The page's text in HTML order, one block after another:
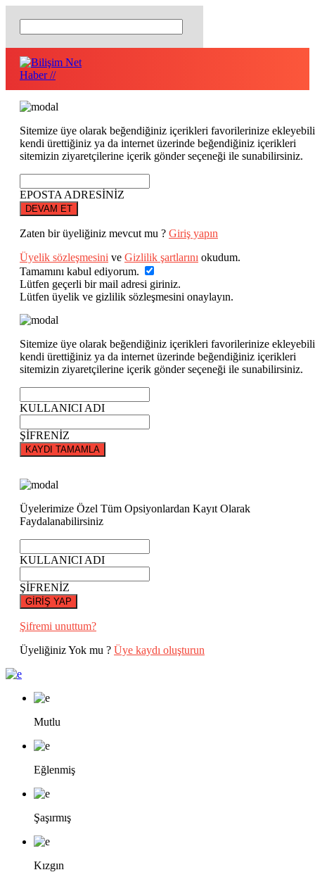
Sitemize üye olarak beğendiğiniz içerikleri favorilerinize
kendi ürettiğiniz ya da internet üzerinde beğendiğiniz içerikleri
sitemizin ziyaretçilerine içerik gönder seçeneği ile sunabilirsiniz.
EPOSTA ADRESİNİZ
DEVAM ET
Zaten bir üyeliğiniz mevcut mu ? Giriş yapın
Üyelik sözleşmesini ve Gizlilik şartlarını okudum.
Tamamını kabul ediyorum.
Lütfen geçerli bir mail adresi giriniz.
Lütfen üyelik ve gizlilik sözleşmesini onaylayın.
Sitemize üye olarak beğendiğiniz içerikleri favorilerinize
kendi ürettiğiniz ya da internet üzerinde beğendiğiniz içerikleri
sitemizin ziyaretçilerine içerik gönder seçeneği ile sunabilirsiniz.
KULLANICI ADI
ŞİFRENİZ
KAYDI TAMAMLA
Üyelerimize Özel Tüm Opsiyonlardan Kayıt Olarak
Faydalanabilirsiniz
KULLANICI ADI
ŞİFRENİZ
GİRİŞ YAP
Şifremi unuttum?
Üyeliğiniz Yok mu ? Üye kaydı oluşturun
Mutlu
Eğlenmiş
Şaşırmış
Kızgın